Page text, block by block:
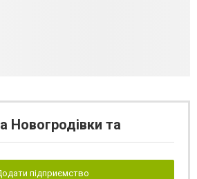
Новогродівки та
підприємство